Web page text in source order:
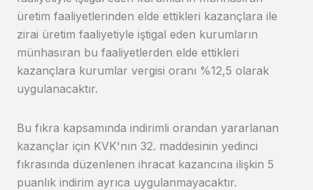
üretim faaliyetlerinden elde ettikleri kazançlara ile
zirai üretim faaliyetiyle iştigal eden kurumların
münhasıran bu faaliyetlerden elde ettikleri
kazançlara kurumlar vergisi oranı %12,5 olarak
uygulanacaktır.
Bu fıkra kapsamında indirimli orandan yararlanan
kazançlar için KVK'nın 32. maddesinin yedinci
fıkrasında düzenlenen ihracat kazancına ilişkin 5
puanlık indirim ayrıca uygulanmayacaktır.